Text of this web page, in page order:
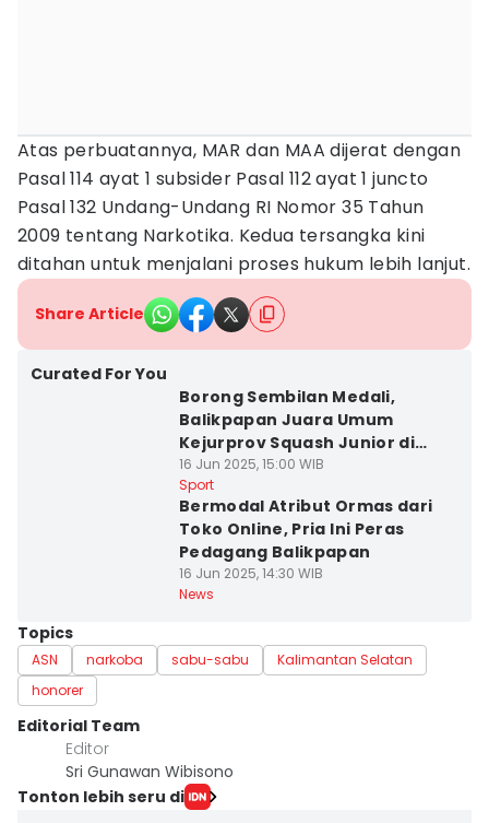
Atas perbuatannya, MAR dan MAA dijerat dengan
Pasal 114 ayat 1 subsider Pasal 112 ayat 1 juncto
Pasal 132 Undang-Undang RI Nomor 35 Tahun
2009 tentang Narkotika. Kedua tersangka kini
ditahan untuk menjalani proses hukum lebih lanjut.
Share Article
Curated For You
Borong Sembilan Medali,
Balikpapan Juara Umum
Kejurprov Squash Junior di
Samarinda
16 Jun 2025, 15:00 WIB
Sport
Bermodal Atribut Ormas dari
Toko Online, Pria Ini Peras
Pedagang Balikpapan
16 Jun 2025, 14:30 WIB
News
Topics
ASN narkoba sabu-sabu
Kalimantan Selatan
honorer
Editorial Team
Editor
Sri Gunawan Wibisono
Tonton lebih seru di